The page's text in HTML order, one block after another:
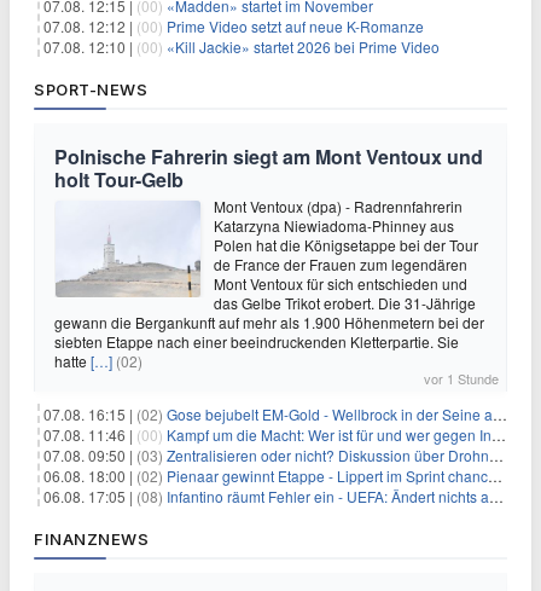
07.08. 12:15 | (00) «Madden» startet im November
07.08. 12:12 | (00) Prime Video setzt auf neue K-Romanze
07.08. 12:10 | (00) «Kill Jackie» startet 2026 bei Prime Video
SPORT-NEWS
Polnische Fahrerin siegt am Mont Ventoux und
holt Tour-Gelb
Mont Ventoux (dpa) - Radrennfahrerin
Katarzyna Niewiadoma-Phinney aus
Polen hat die Königsetappe bei der Tour
de France der Frauen zum legendären
Mont Ventoux für sich entschieden und
das Gelbe Trikot erobert. Die 31-Jährige
gewann die Bergankunft auf mehr als 1.900 Höhenmetern bei der
siebten Etappe nach einer beeindruckenden Kletterpartie. Sie
hatte […] (02)
vor 1 Stunde
07.08. 16:15 | (02) Gose bejubelt EM-Gold - Wellbrock in der Seine ausgebremst
07.08. 11:46 | (00) Kampf um die Macht: Wer ist für und wer gegen Infantino?
07.08. 09:50 | (03) Zentralisieren oder nicht? Diskussion über Drohnenabwehr
06.08. 18:00 | (02) Pienaar gewinnt Etappe - Lippert im Sprint chancenlos
06.08. 17:05 | (08) Infantino räumt Fehler ein - UEFA: Ändert nichts an Boykott
FINANZNEWS